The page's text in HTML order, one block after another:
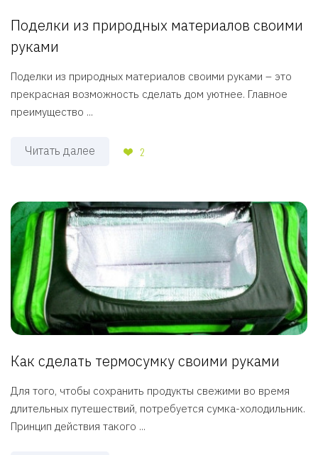
Поделки из природных материалов своими
руками
Поделки из природных материалов своими руками – это
прекрасная возможность сделать дом уютнее. Главное
преимущество ...
Читать далее 2
Как сделать термосумку своими руками
Для того, чтобы сохранить продукты свежими во время
длительных путешествий, потребуется сумка-холодильник.
Принцип действия такого ...